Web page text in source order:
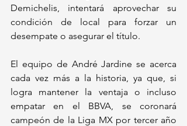
Demichelis, intentará aprovechar su
condición de local para forzar un
desempate o asegurar el título.
El equipo de André Jardine se acerca
cada vez más a la historia, ya que, si
logra mantener la ventaja o incluso
empatar en el BBVA, se coronará
campeón de la Liga MX por tercer año